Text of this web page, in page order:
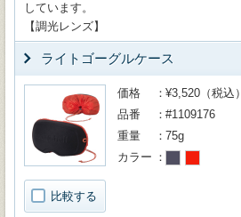
しています。
【調光レンズ】
ライトゴーグルケース
比較する
価格
¥3,520（税込）
品番
#1109176
重量
75g
カラー